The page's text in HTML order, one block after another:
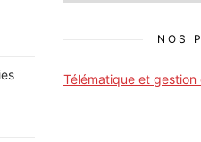
NOS
Télématique et